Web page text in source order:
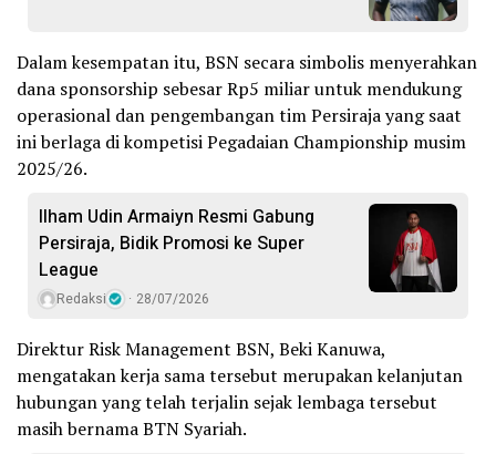
Dalam kesempatan itu, BSN secara simbolis menyerahkan
dana sponsorship sebesar Rp5 miliar untuk mendukung
operasional dan pengembangan tim Persiraja yang saat
ini berlaga di kompetisi Pegadaian Championship musim
2025/26.
Ilham Udin Armaiyn Resmi Gabung
Persiraja, Bidik Promosi ke Super
League
Redaksi 28/07/2026
Direktur Risk Management BSN, Beki Kanuwa,
mengatakan kerja sama tersebut merupakan kelanjutan
hubungan yang telah terjalin sejak lembaga tersebut
masih bernama BTN Syariah.